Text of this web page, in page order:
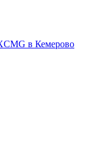
в Кемерово